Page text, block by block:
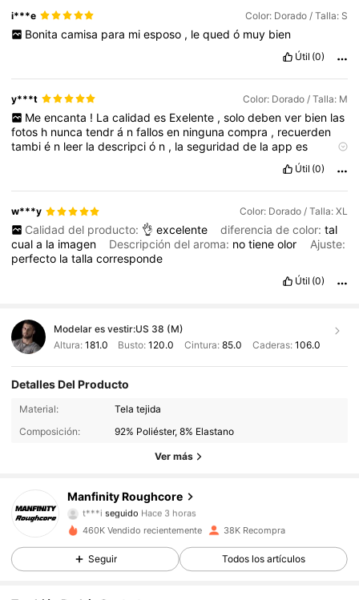
i***e Color: Dorado / Talla: S
Bonita camisa para mi esposo , le qued ó muy bien
Útil (0)
y***t Color: Dorado / Talla: M
Me encanta ! La calidad es Exelente , solo deben ver bien las
fotos h nuncatendrá nfallosen ningunacompra , recuerden
tambié n leer ladescripció n , laseguridadde laappes
Útil (0)
w***y Color: Dorado / Talla: XL
Calidad del producto: 👌 excelente diferencia de color: tal
cuala la imagen Descripción del aroma: notieneolor
Ajuste:
perfecto latallacorresponde
Útil (0)
Modelar es vestir:US 38 (M)
Altura: 181.0 Busto:120.0 Cintura: 85.0 Caderas: 106.0
Detalles Del Producto
Material:
Tela tejida
Composición:
92% Poliéster, 8% Elastano
Ver más
Manfinity Roughcore
12K Seguidores
4,75 12K Seguidores
4,75 12K Seguidores
4,75 12K Seguidores
460K Vendido recientemente 38K Recompra
Seguir Todos los artículos